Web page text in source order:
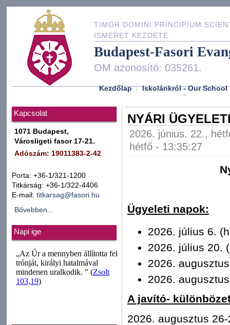
TIMOR DOMINI PRINCIPIUM
ISMERET KEZDETE
Budapest-Fasori
OM azonosító: 035261.
Kezdőlap Iskolánkról - Our School
Kapcsolat
1071 Budapest,
Városligeti fasor 17-21.
Adószám: 19011383-2-42
Porta: +36-1/321-1200
Titkárság: +36-1/322-4406
E-mail: titkarsag@fasori.hu
Bővebben...
Napi ige
NYÁRI
2026. június. 22.,
hétfő - 13:35:27
Ügyeleti napok:
2026. július 6.
2026. július 20.
2026.
2026.
A javító-
2026. augusztus